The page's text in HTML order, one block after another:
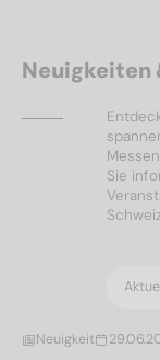
Neuigkeiten
Sie
Neuigkeit